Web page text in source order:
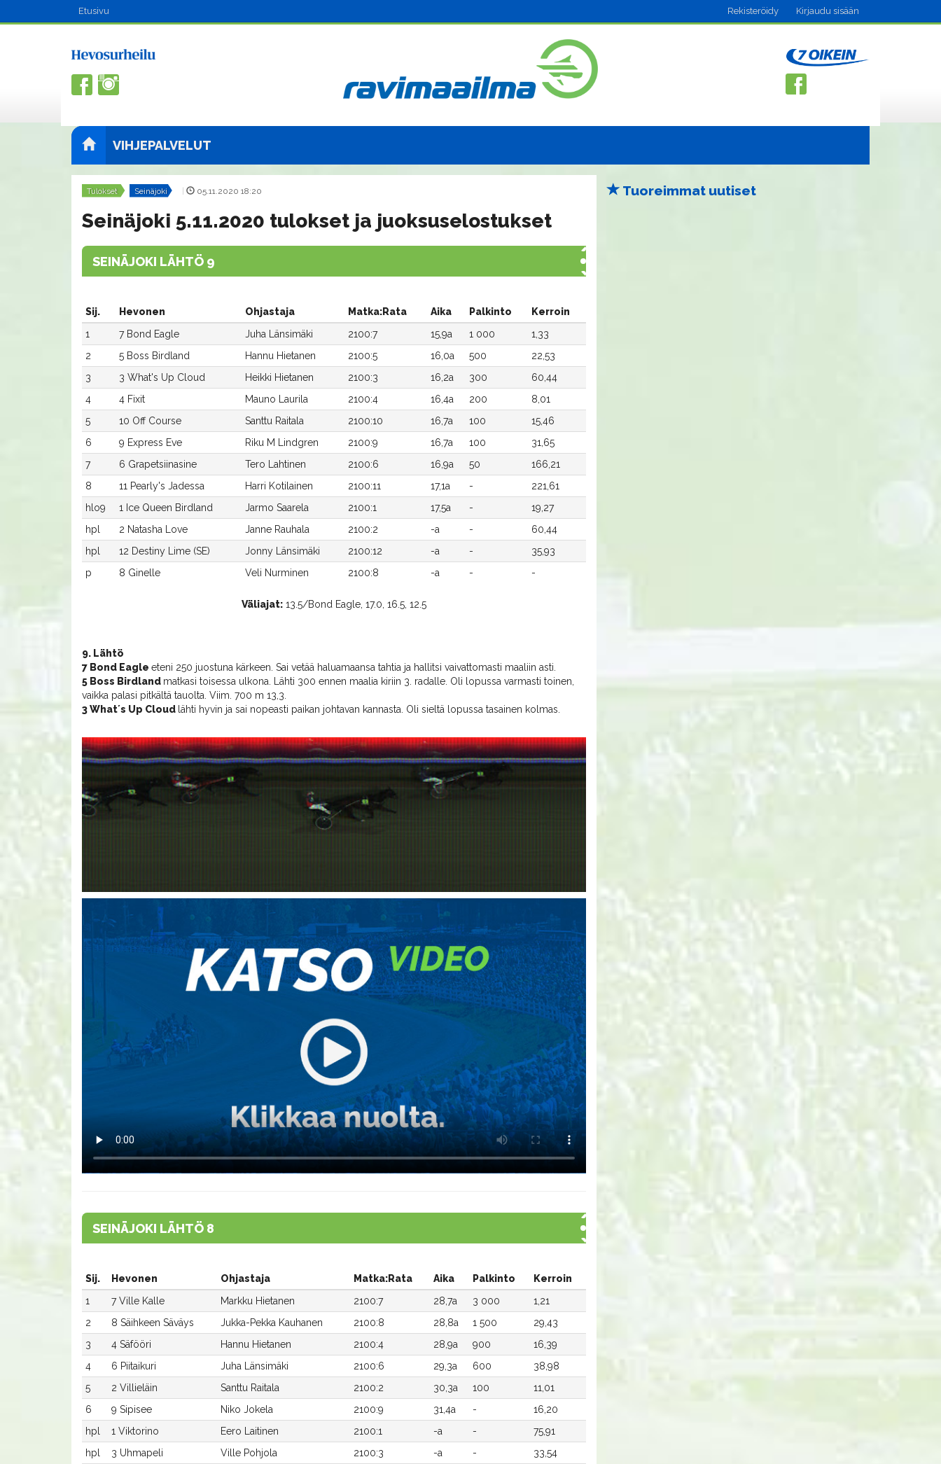
Etusivu Rekisteröidy Kirjaudu sisään
VIHJEPALVELUT
Tulokset Seinäjoki 05.11.2020 18:20
Seinäjoki 5.11.2020 tulokset ja juoksuselostukset
SEINÄJOKI LÄHTÖ 9
Sij. Hevonen Ohjastaja Matka:Rata Aika Palkinto
Kerroin
1
7 Bond Eagle Juha Länsimäki 2100:7 15,9a 1 000
1,33
2
5 Boss Birdland Hannu Hietanen 2100:5 16,0a 500
22,53
3
3 What's Up Cloud Heikki Hietanen 2100:3 16,2a 300
60,44
4
4 Fixit Mauno Laurila 2100:4 16,4a 200
8,01
5
10 Off Course Santtu Raitala 2100:10 16,7a 100
15,46
6
9 Express Eve Riku M Lindgren 2100:9 16,7a 100
31,65
7
6 Grapetsiinasine Tero Lahtinen 2100:6 16,9a 50
166,21
8
11 Pearly's Jadessa Harri Kotilainen 2100:11 17,1a -
221,61
hlo9
1 Ice Queen Birdland Jarmo Saarela 2100:1 17,5a -
19,27
hpl
2 Natasha Love Janne Rauhala 2100:2 -a -
60,44
hpl
12 Destiny Lime (SE) Jonny Länsimäki 2100:12 -a -
35,93
p
8 Ginelle Veli Nurminen 2100:8 -a - -
Väliajat: 13.5/Bond Eagle, 17.0, 16.5, 12.5
9. Lähtö
7 Bond Eagle eteni 250 juostuna kärkeen. Sai vetää haluamaansa tahtia ja hallitsi vaivattomasti maaliin asti.
5 Boss Birdland matkasi toisessa ulkona. Lähti 300 ennen maalia kiriin 3. radalle. Oli lopussa varmasti toinen,
vaikka palasi pitkältä tauolta. Viim. 700 m 13,3.
3 What´s Up Cloud lähti hyvin ja sai nopeasti paikan johtavan kannasta. Oli sieltä lopussa tasainen kolmas.
SEINÄJOKI LÄHTÖ 8
Sij. Hevonen Ohjastaja Matka:Rata Aika Palkinto
Kerroin
1
7 Ville Kalle Markku Hietanen 2100:7 28,7a 3 000
1,21
2
8 Säihkeen Säväys Jukka-Pekka Kauhanen 2100:8 28,8a 1 500
29,43
3
4 Säfööri Hannu Hietanen 2100:4 28,9a 900
16,39
4
6 Piitaikuri Juha Länsimäki 2100:6 29,3a 600
38,98
5
2 Villieläin Santtu Raitala 2100:2 30,3a 100
11,01
6
9 Sipisee Niko Jokela 2100:9 31,4a -
16,20
hpl
1 Viktorino Eero Laitinen 2100:1 -a -
75,91
hpl
3 Uhmapeli Ville Pohjola 2100:3 -a -
33,54
Tuoreimmat uutiset